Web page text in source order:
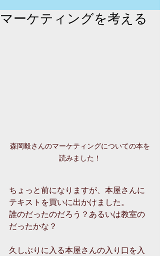
マーケティングを考える
森岡毅さんのマーケティングについての本を
読みました！
ちょっと前になりますが、本屋さんに
テキストを買いに出かけました。
誰のだったのだろう？あるいは教室の
だったかな？
久しぶりに入る本屋さんの入り口を入